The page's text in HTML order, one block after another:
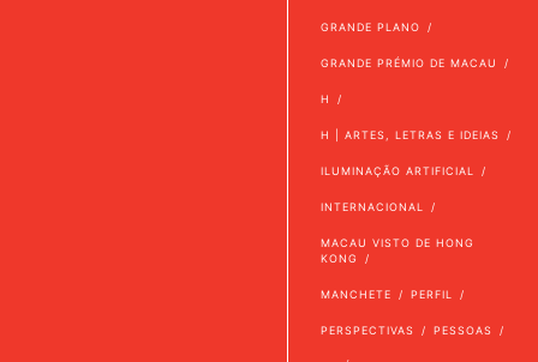
GRANDE PLANO
GRANDE PRÉMIO DE MACAU
H
H | ARTES, LETRAS E IDEIAS
ILUMINAÇÃO ARTIFICIAL
INTERNACIONAL
MACAU VISTO DE HONG
KONG
MANCHETE PERFIL
PERSPECTIVAS PESSOAS